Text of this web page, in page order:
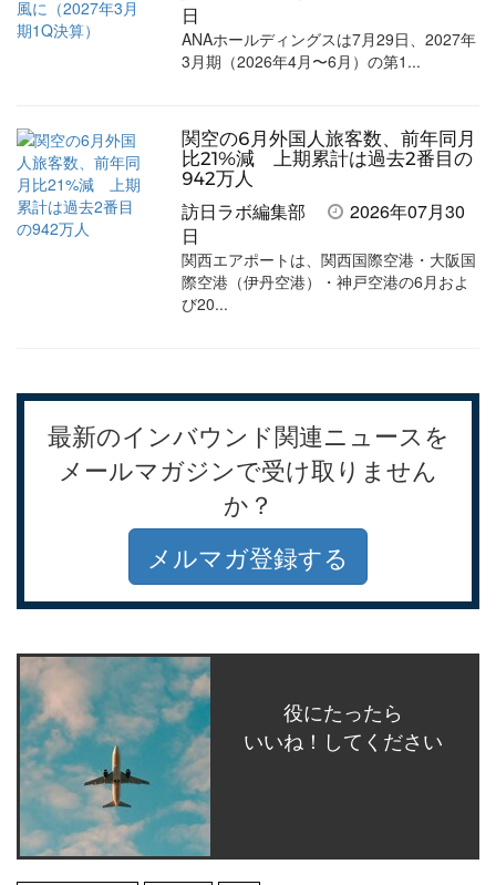
日
ANAホールディングスは7月29日、2027年
3月期（2026年4月〜6月）の第1...
関空の6月外国人旅客数、前年同月
比21%減 上期累計は過去2番目の
942万人
訪日ラボ編集部
2026年07月30
日
関西エアポートは、関西国際空港・大阪国
際空港（伊丹空港）・神戸空港の6月およ
び20...
最新のインバウンド関連ニュースを
メールマガジンで受け取りません
か？
メルマガ登録する
役にたったら
いいね！してください